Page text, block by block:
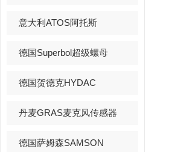
意大利ATOS阿托斯
德国Superbol超级螺母
德国贺德克HYDAC
丹麦GRAS麦克风传感器
德国萨姆森SAMSON